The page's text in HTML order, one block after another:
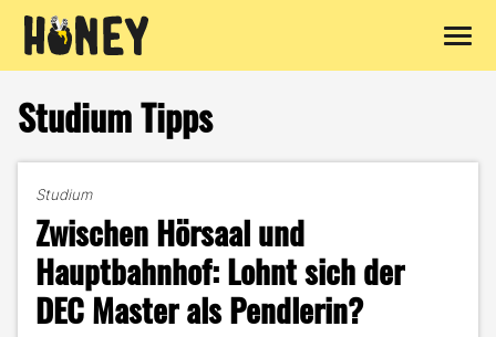
Inhalt
springen
Studium Tipps
Studium
Zwischen Hörsaal und
Hauptbahnhof: Lohnt sich der
DEC Master als Pendlerin?